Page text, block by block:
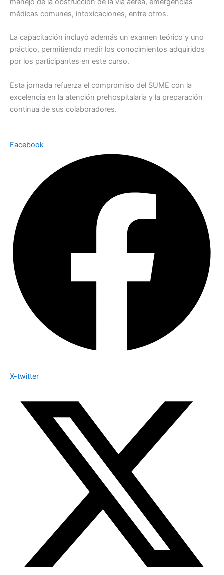
manejo de la obstrucción de la vía aérea, emergencias
médicas comunes, intoxicaciones, entre otros.
La capacitación incluyó además un examen teórico y uno
práctico, permitiendo medir los conocimientos adquiridos
por los participantes en este curso.
Esta jornada refuerza el compromiso del SUME con la
excelencia en la atención prehospitalaria y la preparación
continua de sus colaboradores.
Facebook
X-twitter